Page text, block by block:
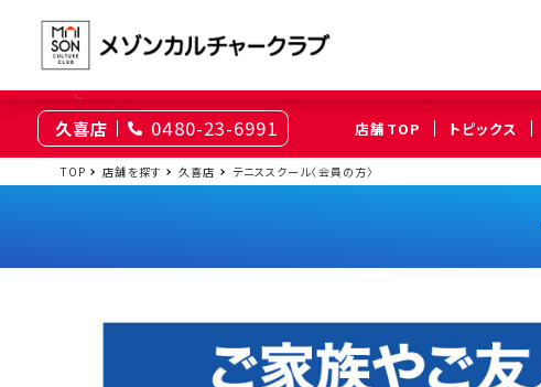
東京
綾瀬 大井町
神奈川
伊勢原 相模原
（相模原市南区）
久喜店 0480-23-6991 店舗TOP トピックス
TOP 店舗を探す 久喜店 テニススクール〈会員の方〉